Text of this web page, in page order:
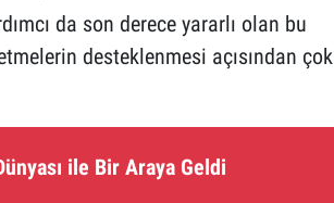
da son derece yararlı olan bu
desteklenmesi açısından çok
ile Bir Araya Geldi